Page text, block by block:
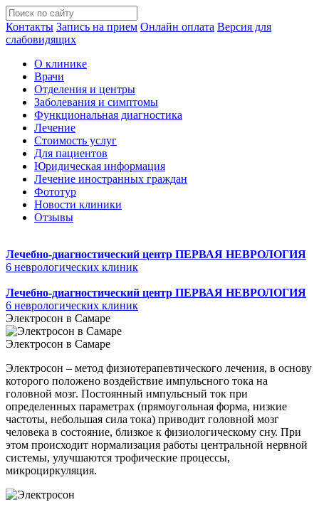
Контакты Запись на прием Онлайн оплата Версия для
слабовидящих
О клинике
Врачи
Отделения и центры
Заболевания и симптомы
Функциональная диагностика
Лечение
Стоимость услуг
Для пациентов
Юридическая информация
Лечение иностранных граждан
Фототур
Новости клиники
Отзывы
Лечебно-диагностический центр ПЕРВАЯ НЕВРОЛОГИЯ
6 неврологических клиник
Лечебно-диагностический центр ПЕРВАЯ НЕВРОЛОГИЯ
6 неврологических клиник
Электросон в Самаре
Электросон в Самаре
Электросон – метод физиотерапевтического лечения, в основу
которого положено воздействие импульсного тока на
головной мозг. Постоянный импульсный ток при
определенных параметрах (прямоугольная форма, низкие
частоты, небольшая сила тока) приводит головной мозг
человека в состояние, близкое к физиологическому сну. При
этом происходит нормализация работы центральной нервной
системы, улучшаются трофические процессы,
микроциркуляция.